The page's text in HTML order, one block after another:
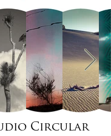
Circular